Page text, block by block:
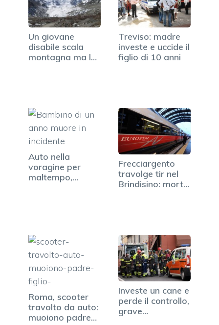
Un giovane
disabile scala
montagna ma la
Treviso: madre
investe e uccide il
figlio di 10 anni
Auto nella
voragine per
maltempo,
Frecciargento
travolge tir nel
Brindisino: morto
Roma, scooter
travolto da auto:
muoiono padre
Investe un cane e
perde il controllo,
grave